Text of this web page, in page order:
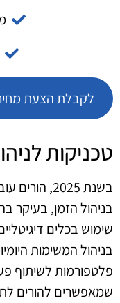
לקבלת הצעת
טכניקות
בשנת 2025,
בניהול הזמן, בעיקר
שימוש בכלים
בניהול המשימות
פלטפורמות לשיתוף
שמאפשרים להורים